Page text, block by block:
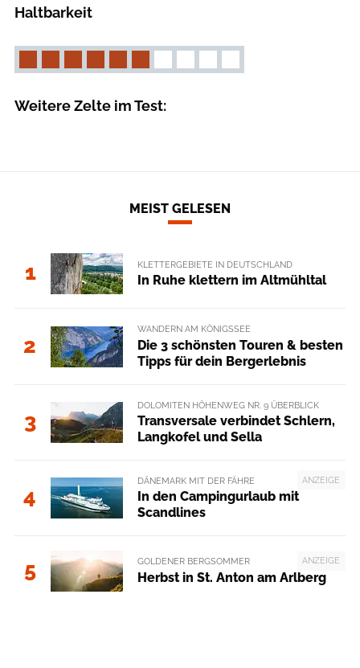
Haltbarkeit
Weitere Zelte im Test:
MEIST GELESEN
1 KLETTERGEBIETE IN DEUTSCHLAND
In Ruhe klettern im Altmühltal
2
WANDERN AM KÖNIGSSEE
Die 3 schönsten Touren & besten
Tipps für dein Bergerlebnis
3
DOLOMITEN HÖHENWEG NR. 9 ÜBERBLICK
Transversale verbindet Schlern,
Langkofel und Sella
4
ANZEIGE
DÄNEMARK MIT DER FÄHRE
In den Campingurlaub mit
Scandlines
5 ANZEIGE
GOLDENER BERGSOMMER
Herbst in St. Anton am Arlberg